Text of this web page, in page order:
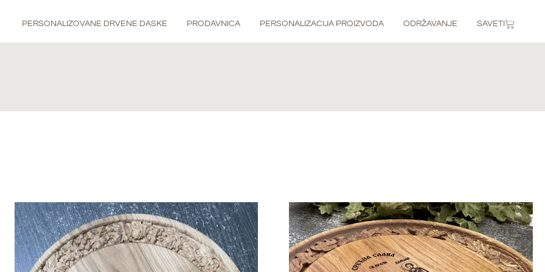
PERSONALIZOVANE DRVENE DASKE PRODAVNICA PERSONALIZACIJA PROIZVODA ODRŽAVANJE SAVETI